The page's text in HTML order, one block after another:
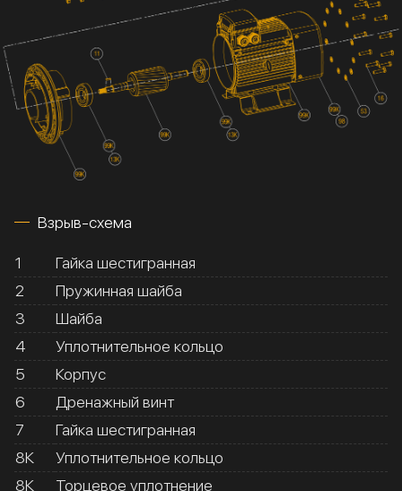
Взрыв-схема
1
Гайка шестигранная
2
Пружинная шайба
3
Шайба
4
Уплотнительное кольцо
5
Корпус
6
Дренажный винт
7
Гайка шестигранная
8К
Уплотнительное кольцо
8К
Торцевое уплотнение